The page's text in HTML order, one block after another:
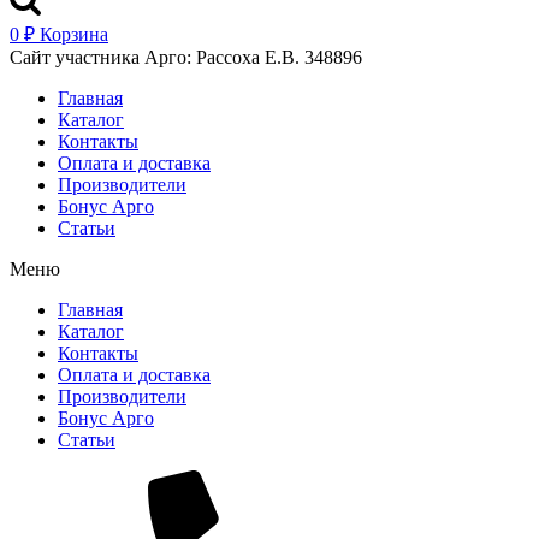
0 ₽ Корзина
Сайт участника Арго: Рассоха Е.В. 348896
Главная
Каталог
Контакты
Оплата и доставка
Производители
Бонус Арго
Статьи
Меню
Главная
Каталог
Контакты
Оплата и доставка
Производители
Бонус Арго
Статьи